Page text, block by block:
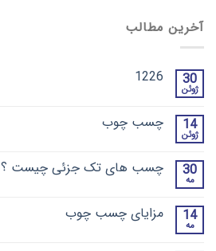
آخرین مطالب
30
ژوئن
1226
14
ژوئن
چسب چوب
30
مه
چسب های تک جزئی چیست ؟
14
مه
مزایای چسب چوب